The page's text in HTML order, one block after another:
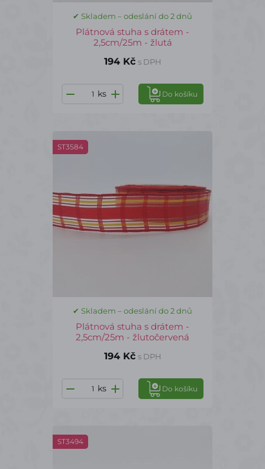
✔ Skladem – odeslání do 2 dnů
Plátnová stuha s drátem -
2,5cm/25m - žlutá
194 Kč s DPH
ks Do košíku
ST3584
✔ Skladem – odeslání do 2 dnů
Plátnová stuha s drátem -
2,5cm/25m - žlutočervená
194 Kč s DPH
ks Do košíku
ST3494